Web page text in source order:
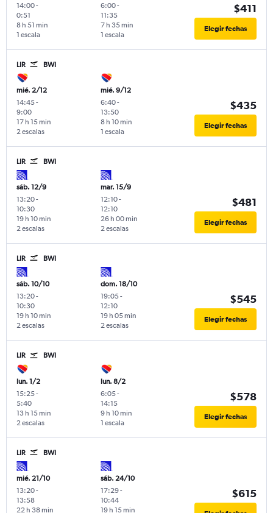
14:00-
0:51
1 escala
8 h 51 min
6:00-
11:35
1 escala
7 h 35 min
$411
Elegir fechas
LIR BWI
mié. 2/12
14:45-
9:00
2 escalas
17 h 15 min
mié. 9/12
6:40-
13:50
1 escala
8 h 10 min
$435
Elegir fechas
LIR BWI
sáb. 12/9
13:20-
10:30
2 escalas
19 h 10 min
mar. 15/9
12:10-
12:10
2 escalas
26 h 00 min
$481
Elegir fechas
LIR BWI
sáb. 10/10
13:20-
10:30
2 escalas
19 h 10 min
dom. 18/10
19:05-
12:10
2 escalas
19 h 05 min
$545
Elegir fechas
LIR BWI
lun. 1/2
15:25-
5:40
2 escalas
13 h 15 min
lun. 8/2
6:05-
14:15
1 escala
9 h 10 min
$578
Elegir fechas
LIR BWI
mié. 21/10
13:20-
13:58
22 h 38 min
sáb. 24/10
17:29-
10:44
19 h 15 min
$615